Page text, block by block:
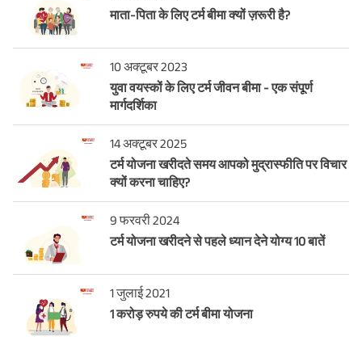
माता-पिता के लिए टर्म बीमा क्यों ज़रूरी है?
10 अक्टूबर 2023
युवा वयस्कों के लिए टर्म जीवन बीमा - एक संपूर्ण
मार्गदर्शिका
14 अक्टूबर 2025
टर्म योजना खरीदते समय आपको मुद्रास्फीति पर विचार
क्यों करना चाहिए?
9 फरवरी 2024
टर्म योजना खरीदने से पहले ध्यान देने योग्य 10 बातें
1 जुलाई 2021
1 करोड़ रुपये की टर्म बीमा योजना